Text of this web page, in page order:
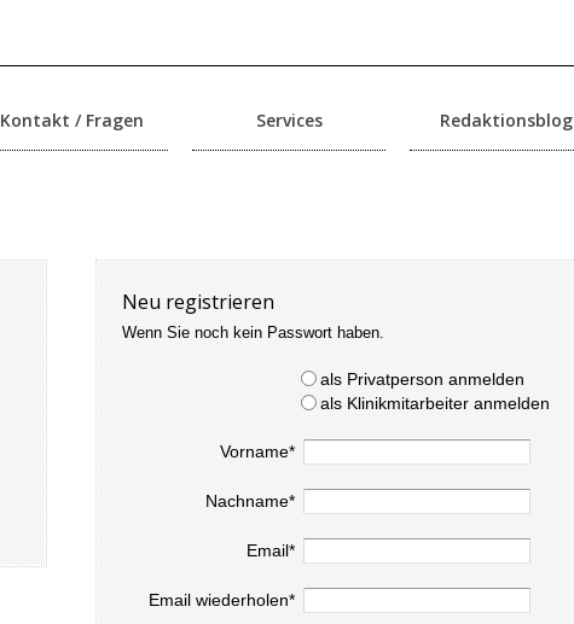
Kontakt / Fragen Services Redaktionsblog
Neu registrieren
Wenn Sie noch kein Passwort haben.
als Privatperson anmelden
als Klinikmitarbeiter anmelden
Vorname*
Nachname*
Email*
Email wiederholen*